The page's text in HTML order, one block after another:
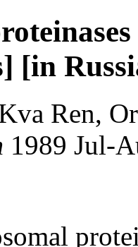
[in
Ren,
1989 Jul-